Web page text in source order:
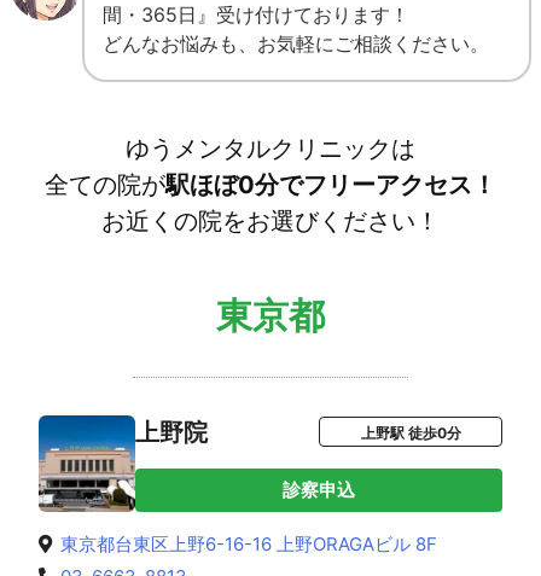
間・365日』受け付けております！
どんなお悩みも、お気軽にご相談ください。
ゆうメンタルクリニックは
全ての院が駅ほぼ0分でフリーアクセス！
お近くの院をお選びください！
東京都
上野院 上野駅 徒歩0分
診察申込
東京都台東区上野6-16-16 上野ORAGAビル 8F